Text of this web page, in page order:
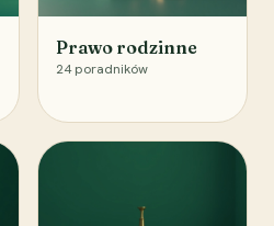
Prawo rodzinne
24 poradników